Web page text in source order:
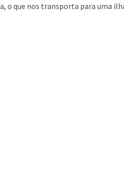
o que nos transporta para uma